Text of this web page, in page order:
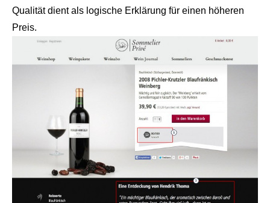
Qualität dient als logische Erklärung für einen höheren
Preis.